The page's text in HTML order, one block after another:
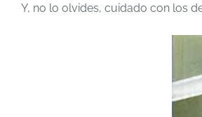
Y, no lo olvides, cuidado con los